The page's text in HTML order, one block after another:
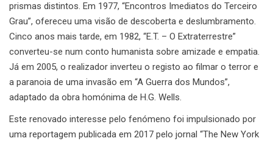
prismas distintos. Em 1977, “Encontros Imediatos do Terceiro
Grau”, ofereceu uma visão de descoberta e deslumbramento.
Cinco anos mais tarde, em 1982, “E.T. – O Extraterrestre”
converteu-se num conto humanista sobre amizade e empatia.
Já em 2005, o realizador inverteu o registo ao filmar o terror e
a paranoia de uma invasão em “A Guerra dos Mundos”,
adaptado da obra homónima de H.G. Wells.
Este renovado interesse pelo fenómeno foi impulsionado por
uma reportagem publicada em 2017 pelo jornal “The New York